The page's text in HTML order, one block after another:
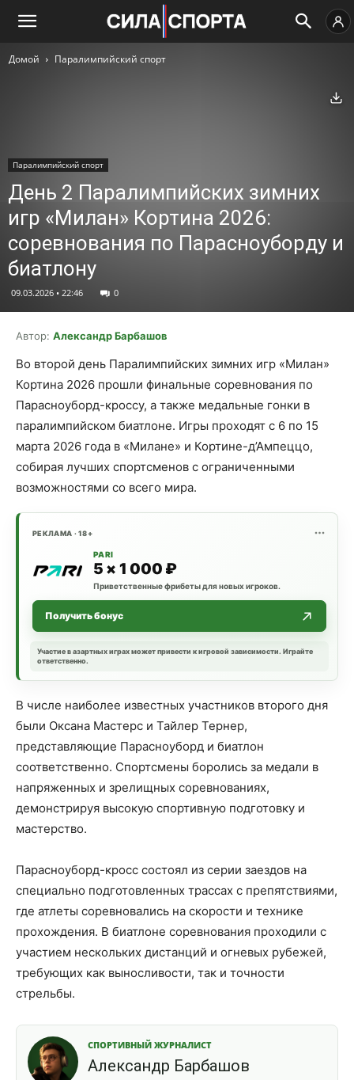
Домой Паралимпийский спорт
Паралимпийский спорт
День 2 Паралимпийских зимних
игр «Милан» Кортинa 2026:
соревнования по Парасноуборду и
биатлону
09.03.2026 • 22:46 0
Автор: Александр Барбашов
Во второй день Паралимпийских зимних игр «Милан»
Кортинa 2026 прошли финальные соревнования по
Парасноуборд-кроссу, а также медальные гонки в
паралимпийском биатлоне. Игры проходят с 6 по 15
марта 2026 года в «Милане» и Кортине-д’Ампеццо,
собирая лучших спортсменов с ограниченными
возможностями со всего мира.
РЕКЛАМА · 18+
PARI
5 × 1 000 ₽
Приветственные фрибеты для новых игроков.
Получить бонус
Участие в азартных играх может привести к игровой зависимости. Играйте
ответственно.
В числе наиболее известных участников второго дня
были Оксана Мастерс и Тайлер Тернер,
представляющие Парасноуборд и биатлон
соответственно. Спортсмены боролись за медали в
напряженных и зрелищных соревнованиях,
демонстрируя высокую спортивную подготовку и
мастерство.
Парасноуборд-кросс состоял из серии заездов на
специально подготовленных трассах с препятствиями,
где атлеты соревновались на скорости и технике
прохождения. В биатлоне соревнования проходили с
участием нескольких дистанций и огневых рубежей,
требующих как выносливости, так и точности
стрельбы.
СПОРТИВНЫЙ ЖУРНАЛИСТ
Александр Барбашов